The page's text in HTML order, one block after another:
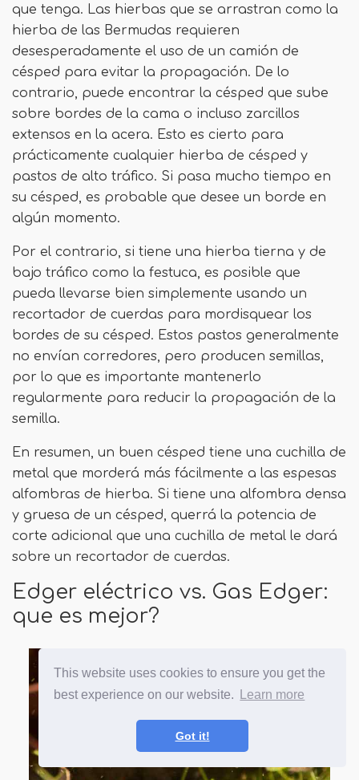
This website uses cookies to ensure you get the
best experience on our website.
Learn more
Got it!
que tenga. Las hierbas que se arrastran como la
hierba de las Bermudas requieren
desesperadamente el uso de un camión de
césped para evitar la propagación. De lo
contrario, puede encontrar la césped que sube
sobre bordes de la cama o incluso zarcillos
extensos en la acera. Esto es cierto para
prácticamente cualquier hierba de césped y
pastos de alto tráfico. Si pasa mucho tiempo en
su césped, es probable que desee un borde en
algún momento.
Por el contrario, si tiene una hierba tierna y de
bajo tráfico como la festuca, es posible que
pueda llevarse bien simplemente usando un
recortador de cuerdas para mordisquear los
bordes de su césped. Estos pastos generalmente
no envían corredores, pero producen semillas,
por lo que es importante mantenerlo
regularmente para reducir la propagación de la
semilla.
En resumen, un buen césped tiene una cuchilla de
metal que morderá más fácilmente a las espesas
alfombras de hierba. Si tiene una alfombra densa
y gruesa de un césped, querrá la potencia de
corte adicional que una cuchilla de metal le dará
sobre un recortador de cuerdas.
Edger eléctrico vs. Gas Edger:
que es mejor?